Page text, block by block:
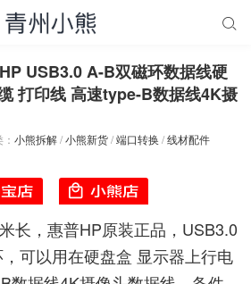

USB3.0 A-B双磁环数据线硬
打印线 高速type-B数据线4K摄
小熊拆解/小熊新货/端口转换 /线材配件
长，惠普HP原装正品，USB3.0
可以用在硬盘盒 显示器上行电